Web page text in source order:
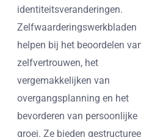
identiteitsveranderingen.
Zelfwaarderingswerkbladen
helpen bij het beoordelen
zelfvertrouwen, het
vergemakkelijken van
overgangsplanning en het
bevorderen van persoonlijke
groei. Ze bieden